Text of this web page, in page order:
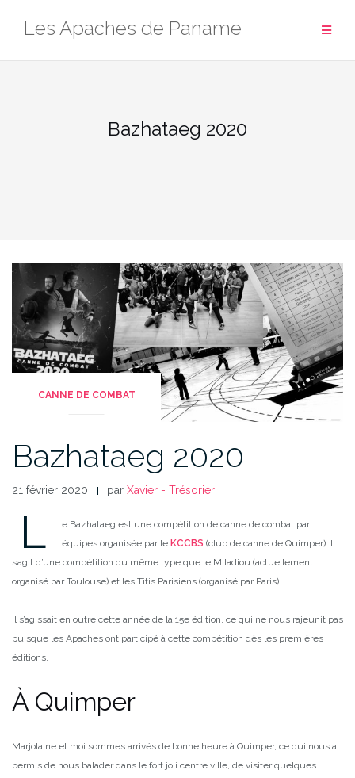
Les Apaches de Paname
Bazhataeg 2020
CANNE DE COMBAT
Bazhataeg 2020
21 février 2020 par Xavier - Trésorier
L
e Bazhataeg est une compétition de canne de combat par
équipes organisée par le KCCBS (club de canne de Quimper). Il
s’agit d’une compétition du même type que le Miladiou (actuellement
organisé par Toulouse) et les Titis Parisiens (organisé par Paris).
Il s’agissait en outre cette année de la 15e édition, ce qui ne nous rajeunit pas
puisque les Apaches ont participé à cette compétition dès les premières
éditions.
À Quimper
Marjolaine et moi sommes arrivés de bonne heure à Quimper, ce qui nous a
permis de nous balader dans le fort joli centre ville, de visiter quelques